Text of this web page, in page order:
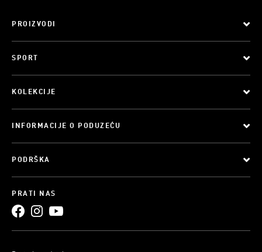
PROIZVODI
SPORT
KOLEKCIJE
INFORMACIJE O PODUZEĆU
PODRŠKA
PRATI NAS